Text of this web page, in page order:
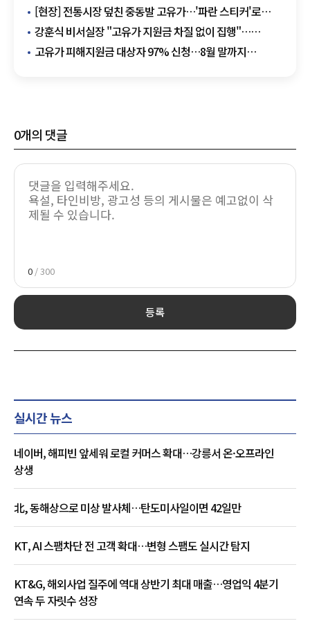
[현장] 전통시장 덮친 중동발 고유가…'파란 스티커'로
버티는 상인들
강훈식 비서실장 "고유가 지원금 차질 없이 집행"…
취약계층 지급 점검
고유가 피해지원금 대상자 97% 신청…8월 말까지
0개의 댓글
0 / 300
등록
실시간 뉴스
네이버, 해피빈 앞세워 로컬 커머스 확대…강릉서 온·오프라인
상생
北, 동해상으로 미상 발사체…탄도미사일이면 42일만
KT, AI 스팸차단 전 고객 확대…변형 스팸도 실시간 탐지
KT&G, 해외사업 질주에 역대 상반기 최대 매출…영업익 4분기
연속 두 자릿수 성장